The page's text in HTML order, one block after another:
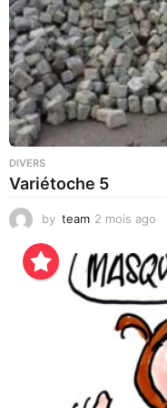
DIVERS
Variétoche 5
by team 2 mois ago
e
m
a
i
n
e
s
g